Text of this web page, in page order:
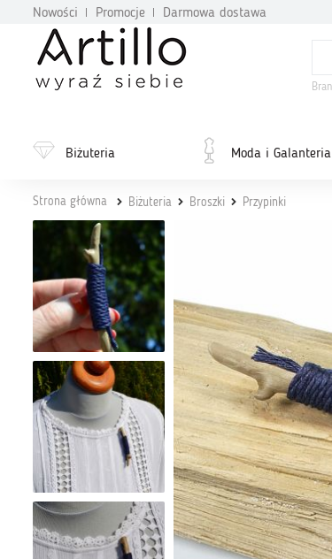
Nowości Promocje Darmowa dostawa
Biżuteria Moda i Galanteria
Strona główna Biżuteria Broszki Przypinki